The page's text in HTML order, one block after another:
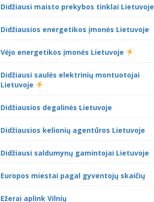
Didžiausi maisto prekybos tinklai Lietuvoje
Didžiausios energetikos įmonės Lietuvoje
Vėjo energetikos įmonės Lietuvoje
Didžiausi saulės elektrinių montuotojai
Lietuvoje
Didžiausios degalinės Lietuvoje
Didžiausios kelionių agentūros Lietuvoje
Didžiausi saldumynų gamintojai Lietuvoje
Europos miestai pagal gyventojų skaičių
Ežerai aplink Vilnių